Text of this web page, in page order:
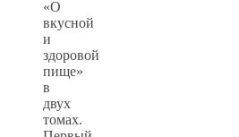
«О
вкусной
и
здоровой
пище»
в
двух
томах.